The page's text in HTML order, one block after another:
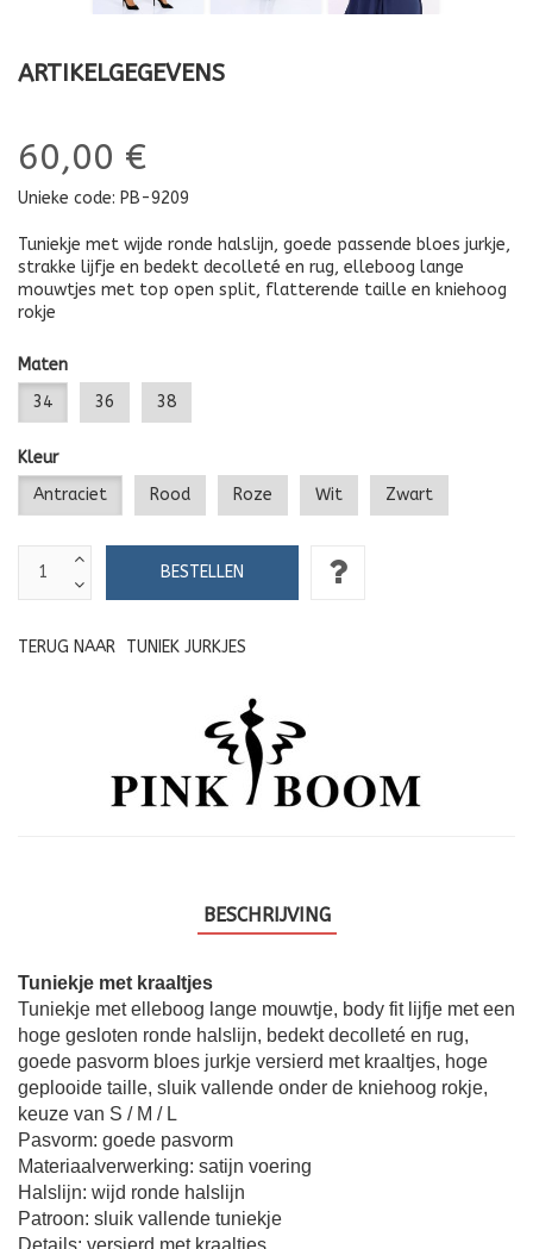
ARTIKELGEGEVENS
60,00 €
Unieke code: PB-9209
Tuniekje met wijde ronde halslijn, goede passende bloes jurkje,
strakke lijfje en bedekt decolleté en rug, elleboog lange
mouwtjes met top open split, flatterende taille en kniehoog
rokje
Maten
34
36 38
Kleur
Antraciet
Rood Roze Wit Zwart
TERUG NAAR TUNIEK JURKJES
BESCHRIJVING
Tuniekje met kraaltjes
Tuniekje met elleboog lange mouwtje, body fit lijfje met een
hoge gesloten ronde halslijn, bedekt decolleté en rug,
goede pasvorm bloes jurkje versierd met kraaltjes, hoge
geplooide taille, sluik vallende onder de kniehoog rokje,
keuze van S / M / L
Pasvorm: goede pasvorm
Materiaalverwerking: satijn voering
Halslijn: wijd ronde halslijn
Patroon: sluik vallende tuniekje
Details: versierd met kraaltjes